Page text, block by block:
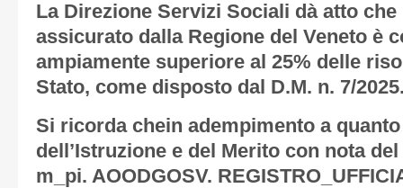
La Direzione Servizi Sociali dà atto
assicurato dalla Regione del Veneto è
ampiamente superiore al 25% delle
Stato, come disposto dal D.M. n. 7/
Si ricorda chein adempimento a
dell’Istruzione e del Merito con nota
m_pi. AOODGOSV.